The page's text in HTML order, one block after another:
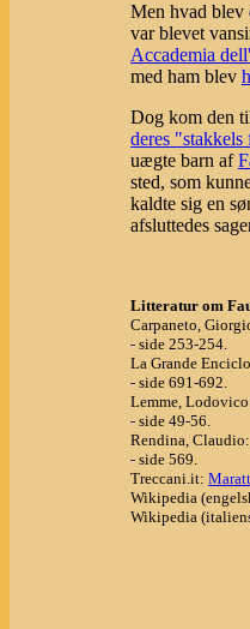
Men hvad blev
var blevet
Accademia
med ham blev
Dog kom den
deres
uægte barn af
sted, som
kaldte sig en
afsluttedes
Litteratur om
Carpaneto,
- side 253-254.
La Grande
- side 691-692.
Lemme,
- side 49-56.
Rendina,
- side 569.
Treccani.it:
Wikipedia
Wikipedia